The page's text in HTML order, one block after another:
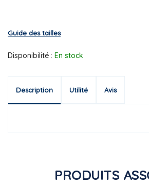
Guide des tailles
Disponibilité : En stock
Description Utilité Avis
PRODUITS